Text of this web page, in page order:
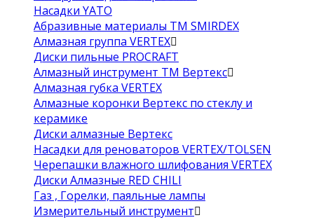
Насадки YATO
Абразивные материалы ТМ SMIRDEX
Алмазная группа VERTEX
Диски пильные PROCRAFT
Алмазный инструмент ТМ Вертекс
Алмазная губка VERTEX
Алмазные коронки Вертекс по стеклу и
керамике
Диски алмазные Вертекс
Насадки для реноваторов VERTEX/TOLSEN
Черепашки влажного шлифования VERTEX
Диски Алмазные RED CHILI
Газ , Горелки, паяльные лампы
Измерительный инструмент